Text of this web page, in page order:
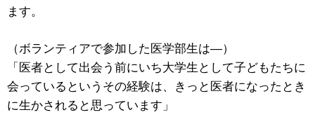
ます。
（ボランティアで参加した医学部生は―）
「医者として出会う前にいち大学生として子どもたちに
会っているというその経験は、きっと医者になったとき
に生かされると思っています」